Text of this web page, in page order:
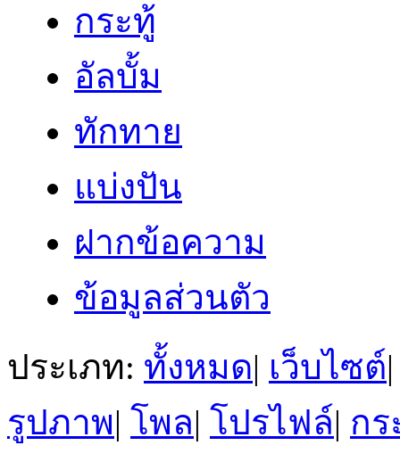
กระทู้
อัลบั้ม
ทักทาย
แบ่งปัน
ฝากข้อความ
ข้อมูลส่วนตัว
ประเภท: ทั้งหมด| เว็บไซต์|
รูปภาพ| โพล| โปรไฟล์| กร